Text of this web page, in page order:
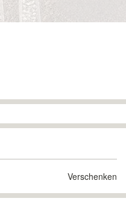
Verschenken